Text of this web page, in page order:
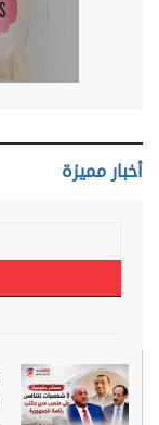
أخبار مميزة